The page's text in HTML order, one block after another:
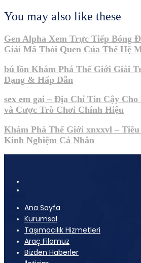
You may also like these
Gen Alpha Xem Trực Tiếp Bóng
Giải Mã Thói Quen Của Thế Hệ
bú lồn Khám Phá Thế Giới Giải
Dạng & Hấp Dẫn
sex em gai – Địa Chỉ Tin Cậy
và Cược Trò Chơi Chính Hiệu
Khám Phá Thế Giới xnxxvl –
Kinh Nghiệm Cá Nhân
Ana Sayfa
Kurumsal
Taşımacılık Hizmetleri
Araç Filomuz
Bizden Haberler